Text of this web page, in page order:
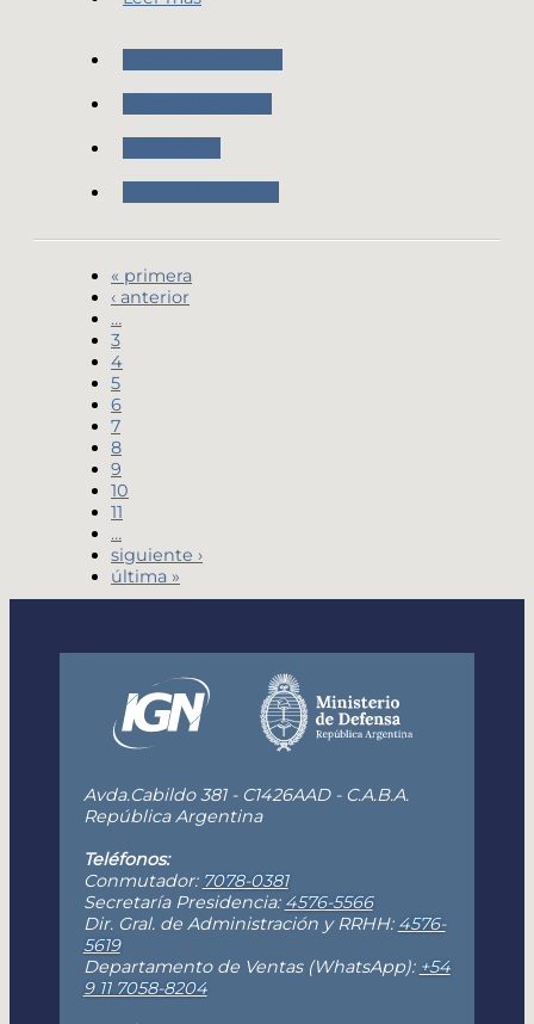
« primera
‹ anterior
…
3
4
5
6
7
8
9
10
11
…
siguiente ›
última »
Avda.Cabildo 381 - C1426AAD - C.A.B.A.
República Argentina
Teléfonos:
Conmutador: 7078-0381
Secretaría Presidencia: 4576-5566
Dir. Gral. de Administración y RRHH: 4576-
5619
Departamento de Ventas (WhatsApp): +54
9 11 7058-8204